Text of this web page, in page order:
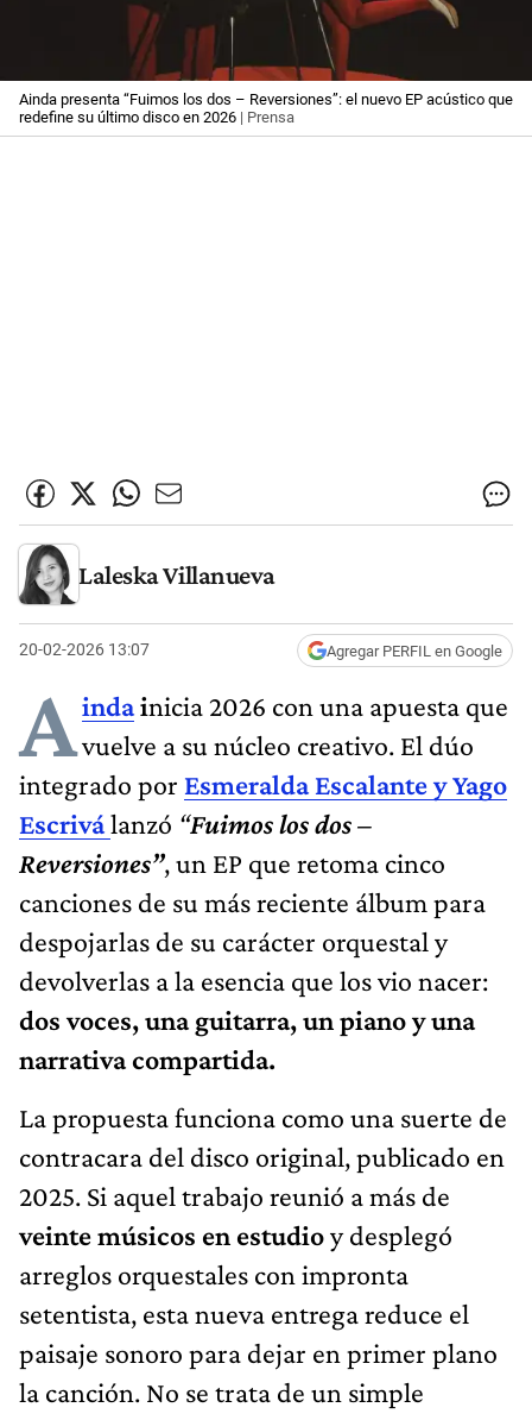
Ainda presenta “Fuimos los dos – Reversiones”: el nuevo EP acústico que
redefine su último disco en 2026 | Prensa
Laleska Villanueva
20-02-2026 13:07 Agregar PERFIL en Google
Aindainicia 2026 con una apuesta que
vuelve a su núcleo creativo. El dúo
integrado por Esmeralda Escalante y Yago
Escriválanzó “Fuimos los dos –
Reversiones”, un EP que retoma cinco
canciones de su más reciente álbum para
despojarlas de su carácter orquestal y
devolverlas a la esencia que los vio nacer:
dos voces, una guitarra, un piano y una
narrativa compartida.
La propuesta funciona como una suerte de
contracara del disco original, publicado en
2025. Si aquel trabajo reunió a más de
veinte músicos en estudioy desplegó
arreglos orquestales con impronta
setentista, esta nueva entrega reduce el
paisaje sonoro para dejar en primer plano
la canción. No se trata de un simple